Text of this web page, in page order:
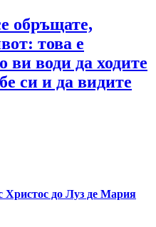
обръщате,
това е
ви води да ходите
си и да видите
Христос до Луз де Мария